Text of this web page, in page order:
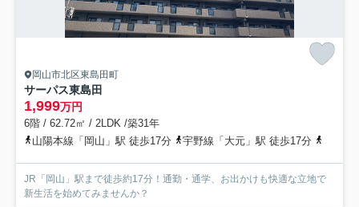
岡山市北区東島田町
サーパス東島田
1,999万円
6階 / 62.72㎡ / 2LDK /築31年
山陽本線「岡山」駅 徒歩17分
宇野線「大元」駅 徒歩17分
JR「岡山」駅まで徒歩約17分！通勤・通学、お出かけも快適な立地で
新生活を始めてみませんか？